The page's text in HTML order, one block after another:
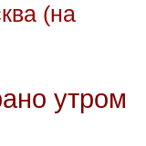
(на
утром